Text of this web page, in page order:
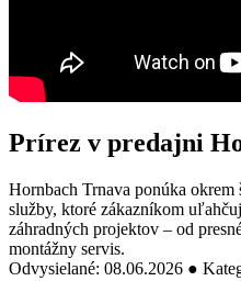
Prírez v predajni
Hornbach Trnava ponúka
služby, ktoré zákazníkom
záhradných projektov – od
montážny servis.
Odvysielané: 08.06.2026 ●